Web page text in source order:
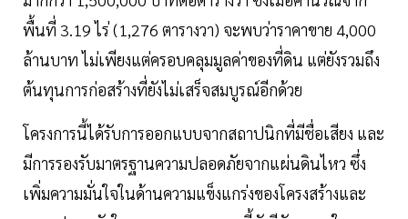
พื้นที่ 3.19 ไร่ (1,276 ตารางวา) จะพบว่าราคาขาย 4,000
ล้านบาท ไม่เพียงแต่ครอบคลุมมูลค่าของที่ดิน แต่ยังรวมถึง
ต้นทุนการก่อสร้างที่ยังไม่เสร็จสมบูรณ์อีกด้วย
โครงการนี้ได้รับการออกแบบจากสถาปนิกที่มีชื่อเสียง และ
มีการรองรับมาตรฐานความปลอดภัยจากแผ่นดินไหว ซึ่ง
เพิ่มความมั่นใจในด้านความแข็งแกร่งของโครงสร้างและ